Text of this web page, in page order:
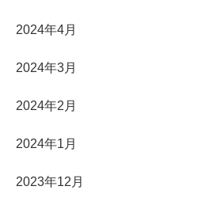
2024年4月
2024年3月
2024年2月
2024年1月
2023年12月